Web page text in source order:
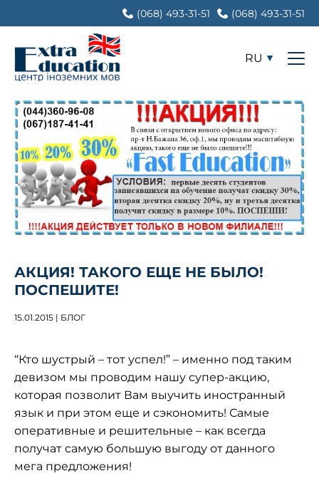
(068) 493-31-51 (068) 493-31-51
RU
АКЦИЯ! ТАКОГО ЕЩЕ НЕ БЫЛО!
ПОСПЕШИТЕ!
15.01.2015 | БЛОГ
“Кто шустрый – тот успел!” – именно под таким
девизом мы проводим нашу супер-акцию,
которая позволит Вам выучить иностранный
язык и при этом еще и сэкономить! Самые
оперативные и решительные – как всегда
получат самую большую выгоду от данного
мега предложения!